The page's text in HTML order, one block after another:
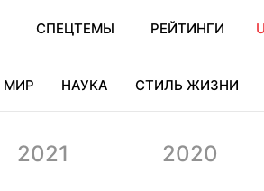
СПЕЦТЕМЫ РЕЙТИНГИ
МИР НАУКА СТИЛЬ ЖИЗНИ
2021 2020